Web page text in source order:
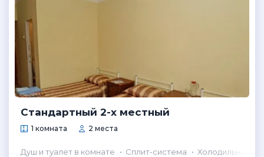
Стандартный 2-х местный
1 комната 2 места
Душ и туалет в комнате Сплит-система
Холодильник в